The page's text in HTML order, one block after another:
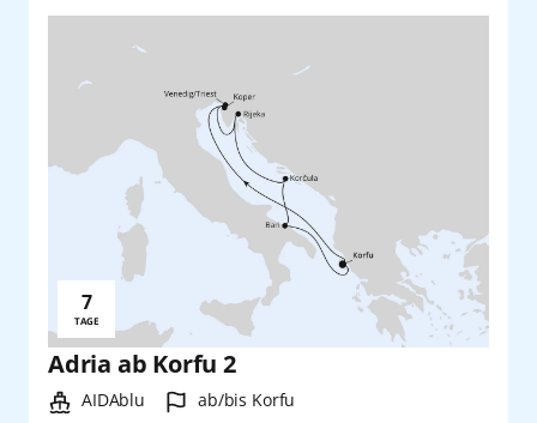
Adria ab Korfu 2
Schiff:
AIDAblu Hafen:
ab/bis Korfu
Reisedauer:
7
TAGE